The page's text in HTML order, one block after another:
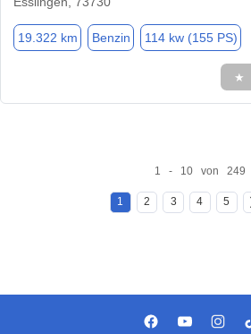
19.322 km Benzin 114 kw (155 PS)
★
1 - 10 von 249
1 2 3 4 5